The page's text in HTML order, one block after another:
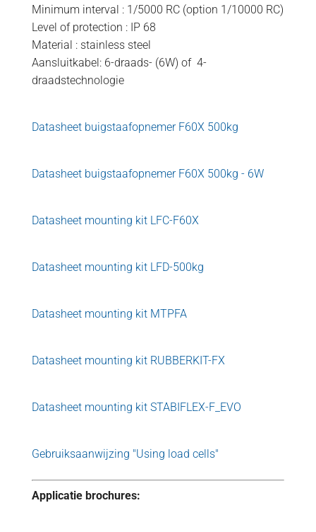
Minimum interval : 1/5000 RC (option 1/10000 RC)
Level of protection : IP 68
Material : stainless steel
Aansluitkabel: 6-draads- (6W) of 4-
draadstechnologie
Datasheet buigstaafopnemer F60X 500kg
Datasheet buigstaafopnemer F60X 500kg - 6W
Datasheet mounting kit LFC-F60X
Datasheet mounting kit LFD-500kg
Datasheet mounting kit MTPFA
Datasheet mounting kit RUBBERKIT-FX
Datasheet mounting kit STABIFLEX-F_EVO
Gebruiksaanwijzing "Using load cells"
Applicatie brochures: